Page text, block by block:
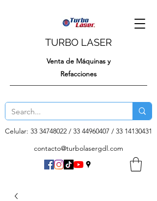
TURBO LASER
Venta de Máquinas y
Refacciones
Celular: 33 34748022 / 33 44960407 / 33 14130431
contacto@turbolasergdl.com